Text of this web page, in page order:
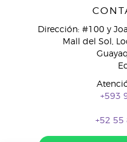
Dirección: #100 y
Mall del Sol,
+593
+52 55